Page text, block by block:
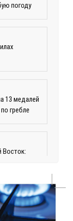
погоду
13 медалей
гребле
Восток:
стало ещё